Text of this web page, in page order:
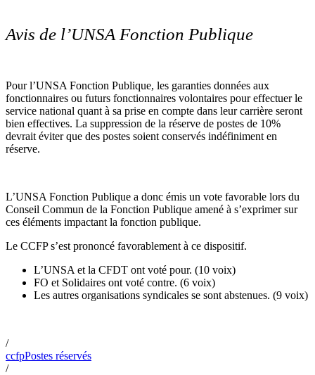
Avis de l’UNSA Fonction Publique
Pour l’UNSA Fonction Publique, les garanties données aux
fonctionnaires ou futurs fonctionnaires volontaires pour effectuer le
service national quant à sa prise en compte dans leur carrière seront
bien effectives. La suppression de la réserve de postes de 10%
devrait éviter que des postes soient conservés indéfiniment en
réserve.
L’UNSA Fonction Publique a donc émis un vote favorable lors du
Conseil Commun de la Fonction Publique amené à s’exprimer sur
ces éléments impactant la fonction publique.
Le CCFP s’est prononcé favorablement à ce dispositif.
L’UNSA et la CFDT ont voté pour. (10 voix)
FO et Solidaires ont voté contre. (6 voix)
Les autres organisations syndicales se sont abstenues. (9 voix)
/
ccfpPostes réservés
/